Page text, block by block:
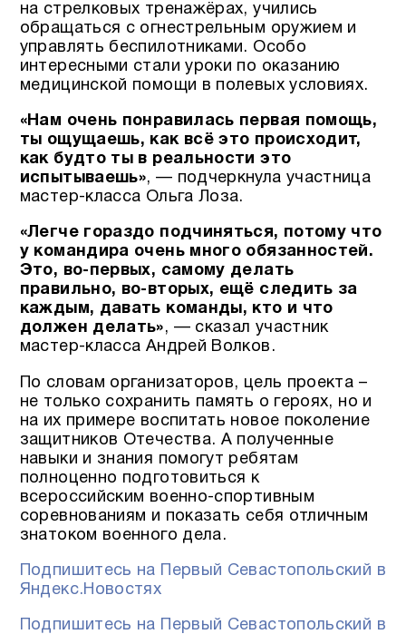
на стрелковых тренажёрах, учились
обращаться с огнестрельным оружием и
управлять беспилотниками. Особо
интересными стали уроки по оказанию
медицинской помощи в полевых условиях.
«Нам очень понравилась первая помощь,
ты ощущаешь, как всё это происходит,
как будто ты в реальности это
испытываешь», — подчеркнула участница
мастер-класса Ольга Лоза.
«Легче гораздо подчиняться, потому что
у командира очень много обязанностей.
Это, во-первых, самому делать
правильно, во-вторых, ещё следить за
каждым, давать команды, кто и что
должен делать», — сказал участник
мастер-класса Андрей Волков.
По словам организаторов, цель проекта –
не только сохранить память о героях, но и
на их примере воспитать новое поколение
защитников Отечества. А полученные
навыки и знания помогут ребятам
полноценно подготовиться к
всероссийским военно-спортивным
соревнованиям и показать себя отличным
знатоком военного дела.
Подпишитесь на Первый Севастопольский в
Яндекс.Новостях
Подпишитесь на Первый Севастопольский в